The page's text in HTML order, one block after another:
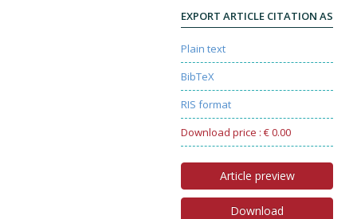
EXPORT ARTICLE CITATION AS
Plain text
BibTeX
RIS format
Download price : € 0.00
Article preview
Download